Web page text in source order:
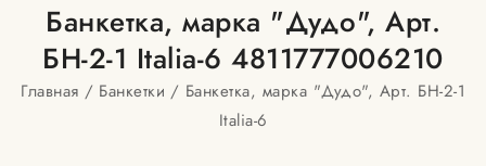
Банкетка, марка "Дудо", Арт.
БН-2-1 Italia-6 4811777006210
Главная Банкетки
Банкетка, марка "Дудо", Арт. БН-2-1
Italia-6